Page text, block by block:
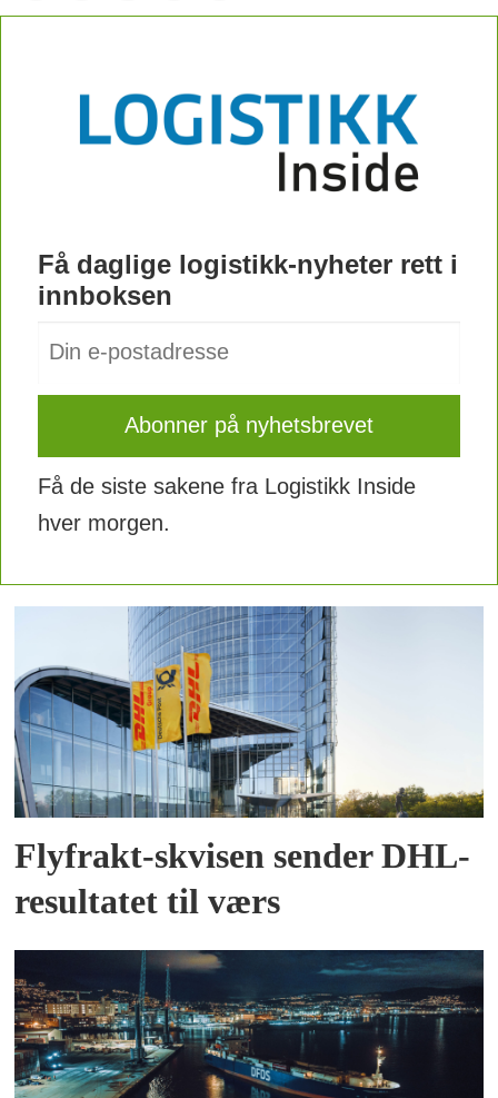
Få daglige logistikk-nyheter rett i
innboksen
Få de siste sakene fra Logistikk Inside
hver morgen.
Flyfrakt-skvisen sender DHL-
resultatet til værs